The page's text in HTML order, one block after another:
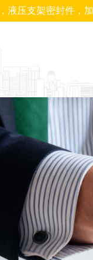
液压支架密封件，